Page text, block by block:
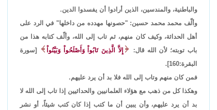
والباطنية، والمندسين، الذين أرادوا أن يفسدوا الدين.
وألّف محمد محمد حسين: "حصونها مهدده من داخلها" في الرد على
أهل الحداثة، وكيف كان منهم، ثم تاب إلى الله، وألّف كتابه هذا من
باب توبته؛ لأن الله قال:
إِلاَّ الَّذِينَ تَابُواْ وَأَصْلَحُواْ وَبَيَّنُواْ
[سورة
البقرة:160].
فمن كان منهم وتاب إلى الله فلا بد أن يرد عليهم.
وهكذا كل من ذهب مع هؤلاء العلمانيين والحداثيين إذا تاب إلى الله لا
بد أن يرد عليهم، وأن يبين أن ما كتب إذا كان كتب شيئاً، أو نشر